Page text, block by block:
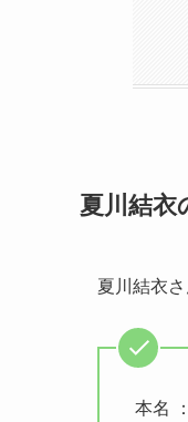
夏川結衣
夏川結衣
本名